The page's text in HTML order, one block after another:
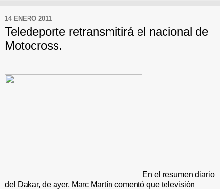
14 ENERO 2011
Teledeporte retransmitirá el nacional de
Motocross.
En el resumen diario
del Dakar, de ayer, Marc Martín comentó que televisión